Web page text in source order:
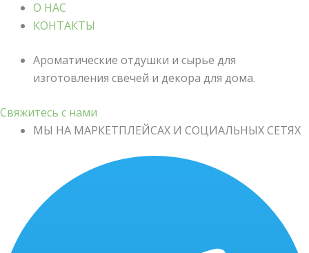
О НАС
КОНТАКТЫ
Ароматические отдушки и сырье для
изготовления свечей и декора для дома.
Свяжитесь с нами
МЫ НА МАРКЕТПЛЕЙСАХ И СОЦИАЛЬНЫХ СЕТЯХ